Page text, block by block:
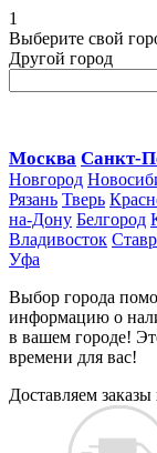
1
Выберите свой
Другой город
Москва Санкт-
Новгород
Рязань Тверь
на-Дону Белгород
Владивосток
Уфа
Выбор города
информацию о
в вашем городе!
времени для вас!
Доставляем